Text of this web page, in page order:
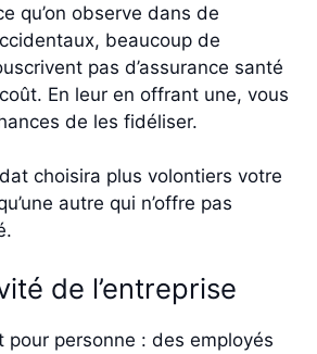
qu’on observe dans de
beaucoup de
pas d’assurance santé
En leur en offrant une, vous
de les fidéliser.
choisira plus volontiers votre
autre qui n’offre pas
de l’entreprise
pour personne : des employés